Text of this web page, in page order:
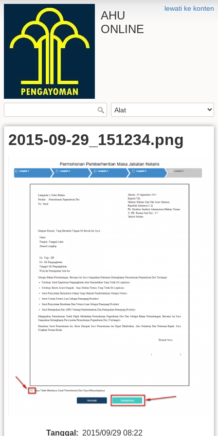
lewati ke konten
AHU
ONLINE
2015-09-29_151234.png
Tanggal: 2015/09/29 08:22